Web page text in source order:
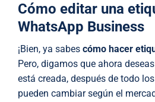
Cómo editar una
WhatsApp Business
¡Bien, ya sabes cómo hacer
Pero, digamos que ahora
está creada, después de todo
pueden cambiar según el